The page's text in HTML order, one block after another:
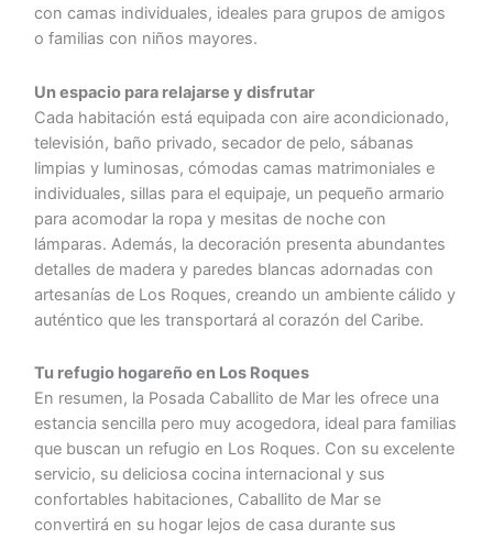
con camas individuales, ideales para grupos de amigos
o familias con niños mayores.
Un espacio para relajarse y disfrutar
Cada habitación está equipada con aire acondicionado,
televisión, baño privado, secador de pelo, sábanas
limpias y luminosas, cómodas camas matrimoniales e
individuales, sillas para el equipaje, un pequeño armario
para acomodar la ropa y mesitas de noche con
lámparas. Además, la decoración presenta abundantes
detalles de madera y paredes blancas adornadas con
artesanías de Los Roques, creando un ambiente cálido y
auténtico que les transportará al corazón del Caribe.
Tu refugio hogareño en Los Roques
En resumen, la Posada Caballito de Mar les ofrece una
estancia sencilla pero muy acogedora, ideal para familias
que buscan un refugio en Los Roques. Con su excelente
servicio, su deliciosa cocina internacional y sus
confortables habitaciones, Caballito de Mar se
convertirá en su hogar lejos de casa durante sus